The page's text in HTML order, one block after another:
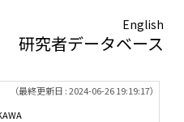
English
研究者データベース
（最終更新日 : 2024-06-26 19:19:17）